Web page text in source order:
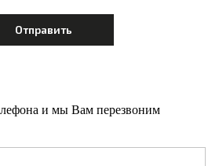
и мы Вам перезвоним